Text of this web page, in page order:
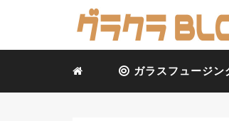
ガラスフュージン